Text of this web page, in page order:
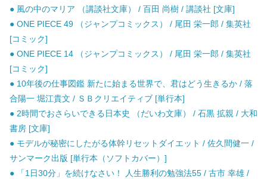
● 風の中のマリア （講談社文庫） / 百田 尚樹 / 講談社 [文庫]
● ONE PIECE 49 （ジャンプコミックス） / 尾田 栄一郎 / 集英社
[コミック]
● ONE PIECE 14 （ジャンプコミックス） / 尾田 栄一郎 / 集英社
[コミック]
● 10年後の仕事図鑑 新たに始まる世界で、君はどう生きるか / 落
合陽一 堀江貴文 / ＳＢクリエイティブ [単行本]
● 2時間でおさらいできる日本史 （だいわ文庫） / 石黒 拡親 / 大和
書房 [文庫]
● モデルが秘密にしたがる体幹リセットダイエット / 佐久間健一 /
サンマーク出版 [単行本（ソフトカバー）]
● 「1日30分」を続けなさい！ 人生勝利の勉強法55 / 古市 幸雄 /